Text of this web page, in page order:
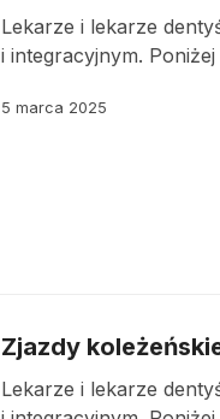
Lekarze i lekarze
i integracyjnym.
5 marca 2025
Zjazdy
Lekarze i lekarze